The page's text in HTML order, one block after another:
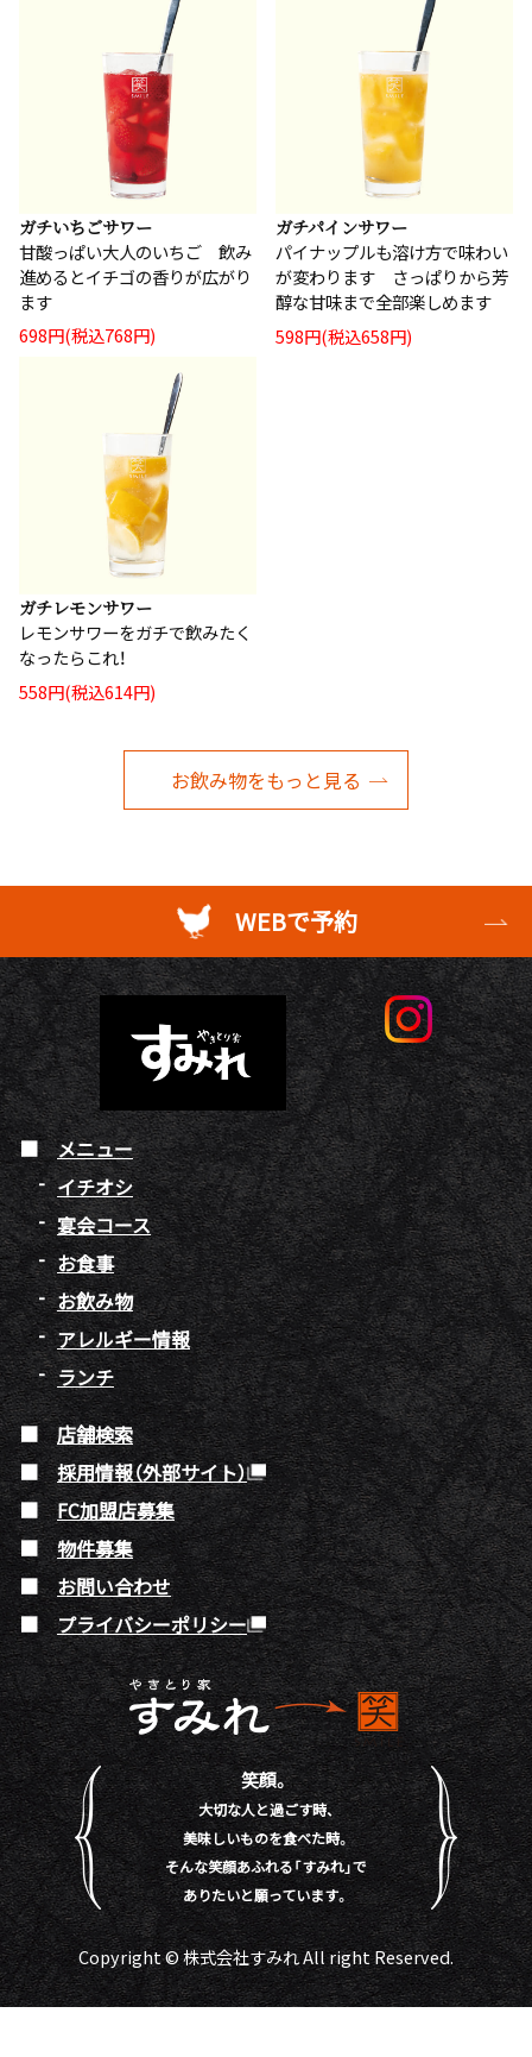
ガチいちごサワー
甘酸っぱい大人のいちご 飲み
進めるとイチゴの香りが広がり
ます
698円(税込768円)
ガチパインサワー
パイナップルも溶け方で味わい
が変わります さっぱりから芳
醇な甘味まで全部楽しめます
598円(税込658円)
ガチレモンサワー
レモンサワーをガチで飲みたく
なったらこれ！
558円(税込614円)
お飲み物をもっと見る
WEBで予約
メニュー
イチオシ
宴会コース
お食事
お飲み物
アレルギー情報
ランチ
店舗検索
採用情報（外部サイト）
FC加盟店募集
物件募集
お問い合わせ
プライバシーポリシー
笑顔。
大切な人と過ごす時、
美味しいものを食べた時。
そんな笑顔あふれる「すみれ」で
ありたいと願っています。
Copyright © 株式会社すみれ All right Reserved.